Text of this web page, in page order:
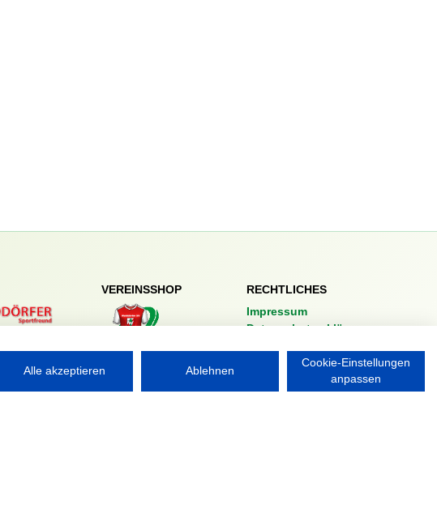
VEREINSSHOP
RECHTLICHES
Impressum
Datenschutzerklärung
Alle akzeptieren Ablehnen
Cookie-Einstellungen
anpassen